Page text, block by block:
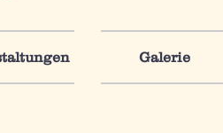
Galerie